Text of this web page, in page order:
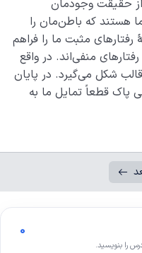
حقیقت وجودمان
هستند که باطن‌مان را
مثبت ما را فراهم
منفی‌اند. در واقع
شکل می‌گیرد. در پایان
پاک قطعاً تمایل ما به
را بنویسید.
0